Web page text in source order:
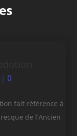
| 0
fait référence à
de l’Ancien